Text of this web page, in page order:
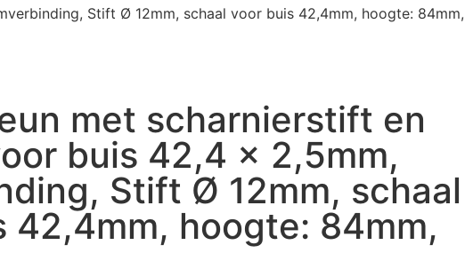
Stift Ø 12mm, schaal voor buis 42,4mm, hoogte: 84mm,
met scharnierstift en
buis 42,4 x 2,5mm,
Stift Ø 12mm, schaal
42,4mm, hoogte: 84mm,